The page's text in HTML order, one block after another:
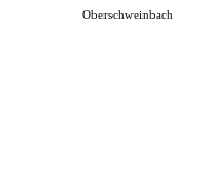
Oberschweinbach